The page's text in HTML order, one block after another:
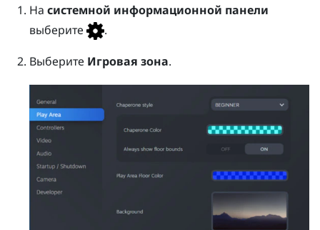
На системной информационной панели
выберите
.
Выберите Игровая зона.